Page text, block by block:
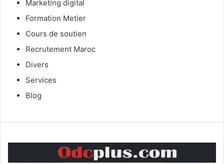
Marketing digital
Formation Metier
Cours de soutien
Recrutement Maroc
Divers
Services
Blog